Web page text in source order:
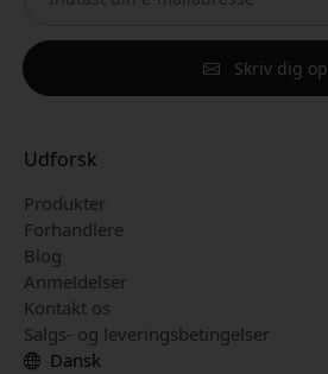
Skriv dig op
Udforsk
Produkter
Forhandlere
Blog
Anmeldelser
Kontakt os
Salgs- og leveringsbetingelser
Dansk